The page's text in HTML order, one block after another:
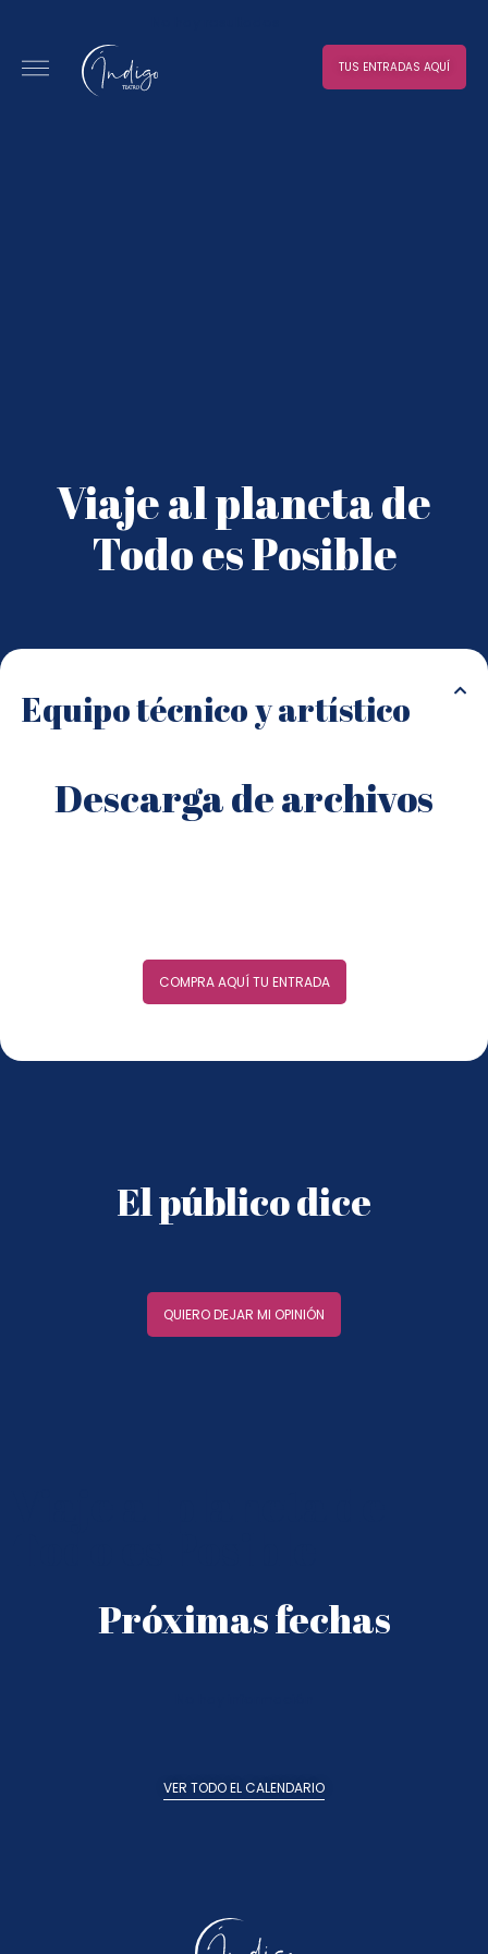
TUS ENTRADAS AQUÍ
Viaje al planeta de
Todo es Posible
Equipo técnico y artístico
Descarga de archivos
COMPRA AQUÍ TU ENTRADA
El público dice
QUIERO DEJAR MI OPINIÓN
Próximas fechas
VER TODO EL CALENDARIO